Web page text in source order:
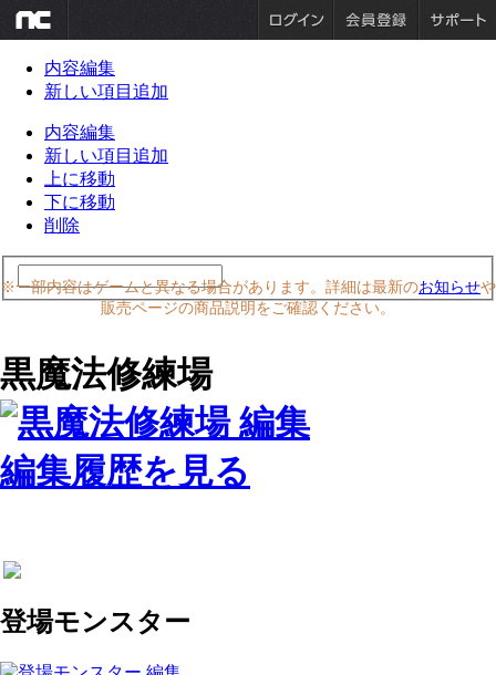
内容編集
新しい項目追加
内容編集
新しい項目追加
上に移動
下に移動
削除
※一部内容はゲームと異なる場合があります。詳細は最新のお知らせや
販売ページの商品説明をご確認ください。
黒魔法修練場
編集履歴を見る
登場モンスター